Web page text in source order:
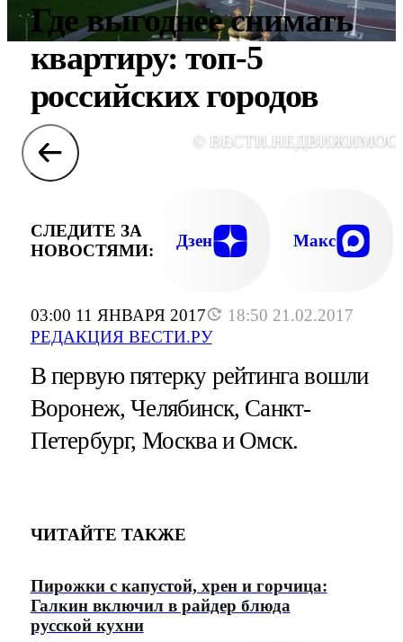
03:00 11 ЯНВАРЯ 2017
18:50 21.02.2017
РЕДАКЦИЯ ВЕСТИ.РУ
Где выгоднее снимать
квартиру: топ-5
российских городов
©
СЛЕДИТЕ ЗА
НОВОСТЯМИ:
Дзен Макс
В первую пятерку рейтинга вошли
Воронеж, Челябинск, Санкт-
Петербург, Москва и Омск.
ЧИТАЙТЕ ТАКЖЕ
Пирожки с капустой, хрен и горчица:
Галкин включил в райдер блюда
русской кухни